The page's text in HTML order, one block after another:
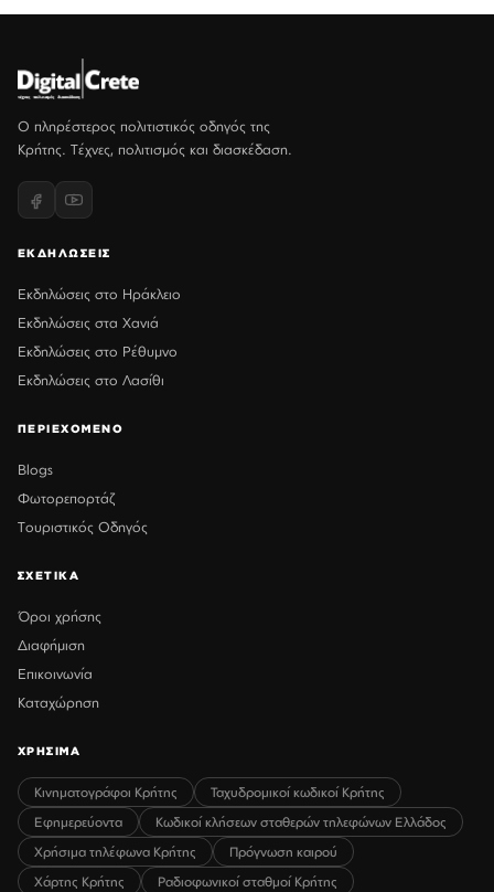
Ο πληρέστερος πολιτιστικός οδηγός της
Κρήτης. Τέχνες, πολιτισμός και διασκέδαση.
ΕΚΔΗΛΩΣΕΙΣ
Εκδηλώσεις στο Ηράκλειο
Εκδηλώσεις στα Χανιά
Εκδηλώσεις στο Ρέθυμνο
Εκδηλώσεις στο Λασίθι
ΠΕΡΙΕΧΟΜΕΝΟ
Blogs
Φωτορεπορτάζ
Τουριστικός Οδηγός
ΣΧΕΤΙΚΑ
Όροι χρήσης
Διαφήμιση
Επικοινωνία
Καταχώρηση
ΧΡΗΣΙΜΑ
Κινηματογράφοι Κρήτης
Ταχυδρομικοί κωδικοί Κρήτης
Εφημερεύοντα
Κωδικοί κλήσεων σταθερών τηλεφώνων Ελλάδος
Χρήσιμα τηλέφωνα Κρήτης
Πρόγνωση καιρού
Χάρτης Κρήτης
Ραδιοφωνικοί σταθμοί Κρήτης